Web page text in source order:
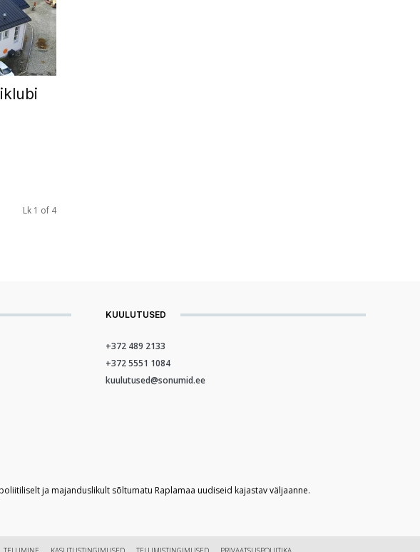
Lk 1 of 4
KUULUTUSED
+372 489 2133
+372 5551 1084
kuulutused@sonumid.ee
ja majanduslikult sõltumatu Raplamaa uudiseid kajastav väljaanne.